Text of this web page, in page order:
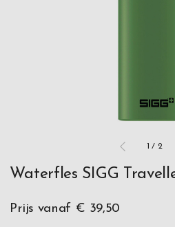
1 / 2
Waterfles SIGG
Prijs vanaf € 39,50